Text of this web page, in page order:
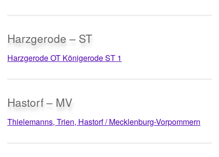
Harzgerode – ST
Harzgerode OT Königerode ST 1
Hastorf – MV
Thielemanns, Trien, Hastorf / Mecklenburg-Vorpommern